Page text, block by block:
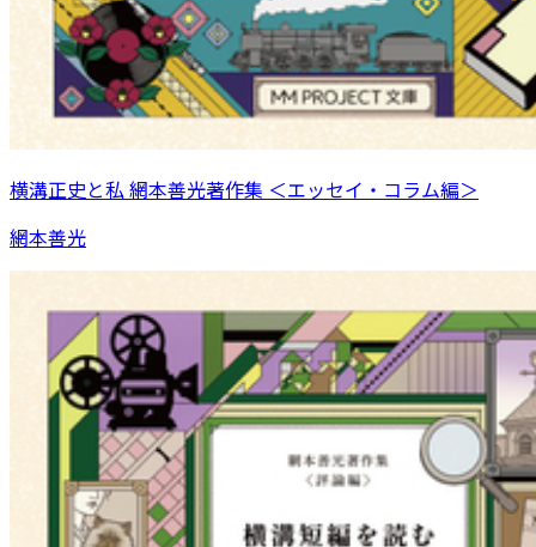
横溝正史と私 網本善光著作集 ＜エッセイ・コラム編＞
網本善光